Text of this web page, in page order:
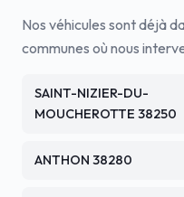
Nos véhicules sont déjà
communes où nous
SAINT-NIZIER-DU-
MOUCHEROTTE 38250
ANTHON 38280